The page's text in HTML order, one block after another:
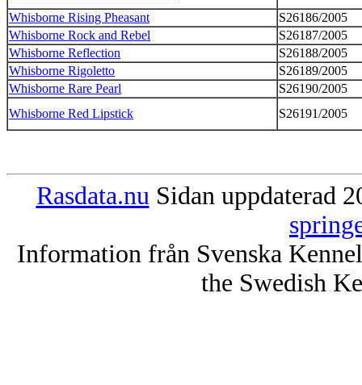
Whisborne Rising Pheasant
S26186/2005
Whisborne Rock and Rebel
S26187/2005
Whisborne Reflection
S26188/2005
Whisborne Rigoletto
S26189/2005
Whisborne Rare Pearl
S26190/2005
Whisborne Red Lipstick
S26191/2005
Rasdata.nu Sidan uppdaterad
Information från Svenska
the Swedish